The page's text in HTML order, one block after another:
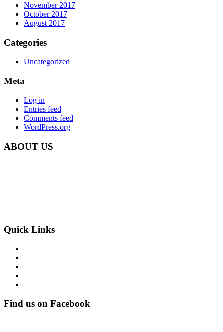
November 2017
October 2017
August 2017
Categories
Uncategorized
Meta
Log in
Entries feed
Comments feed
WordPress.org
ABOUT US
Quick Links
Find us on Facebook